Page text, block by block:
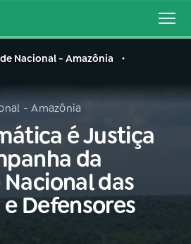
Buscar
AO VIVO
Nacional - Amazônia
- Amazônia
é Justiça
da
das
Defensores